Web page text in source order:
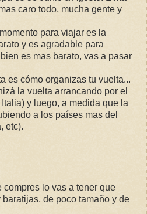
caro todo, mucha gente y
para viajar es la
y es agradable para
es mas barato, vas a pasar
es cómo organizas tu vuelta...
la vuelta arrancando por el
y luego, a medida que la
a los países mas del
etc).
compres lo vas a tener que
de poco tamaño y de